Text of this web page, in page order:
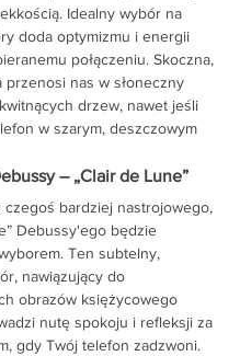
Idealny wybór na
doda optymizmu i energii
połączeniu. Skoczna,
przenosi nas w słoneczny
drzew, nawet jeśli
w szarym, deszczowym
– „Clair de Lune”
czegoś bardziej nastrojowego,
Debussy'ego będzie
Ten subtelny,
nawiązujący do
obrazów księżycowego
nutę spokoju i refleksji za
gdy Twój telefon zadzwoni.